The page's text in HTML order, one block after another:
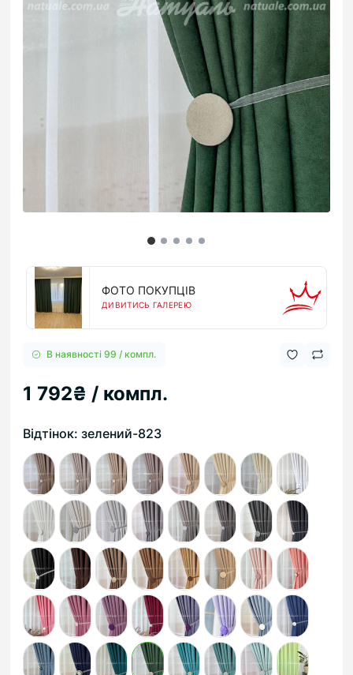
ФОТО ПОКУПЦІВ
ДИВИТИСЬ ГАЛЕРЕЮ
В наявності 99 / компл.
1 792₴ / компл.
Відтінок: зелений-823